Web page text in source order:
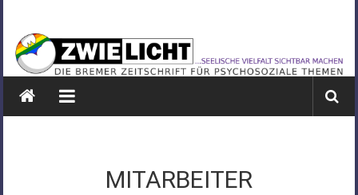
springen
ZWIELICHT
BREMEN
DIE
MITARBEITER